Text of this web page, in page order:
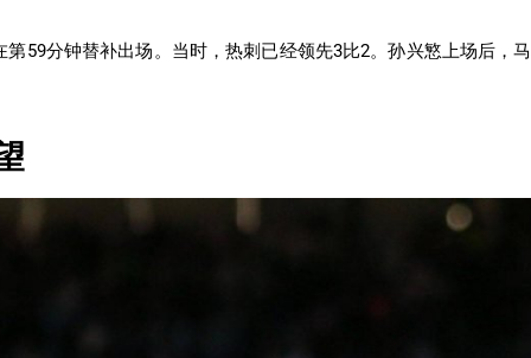
59分钟替补出场。当时，热刺已经领先3比2。孙兴慜上场后，